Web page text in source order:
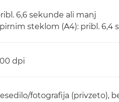
6,6 sekunde ali manj
steklom (A4): pribl. 6,4
dpi
fotografija (privzeto),